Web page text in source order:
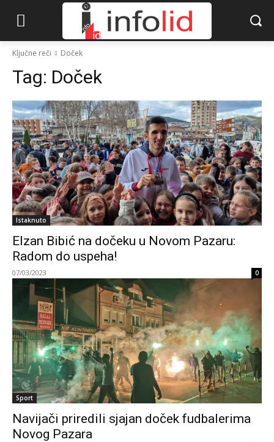
Ključne reči Doček
Tag: Doček
Istaknuto
Elzan Bibić na dočeku u Novom Pazaru:
Radom do uspeha!
07/03/2023 0
Sport
Navijači priredili sjajan doček fudbalerima
Novog Pazara